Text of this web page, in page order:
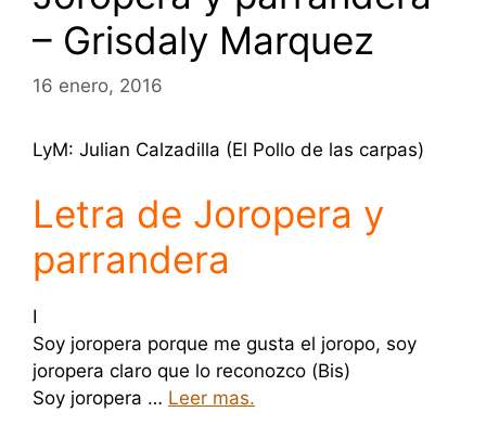
– Grisdaly Marquez
16 enero, 2016
LyM: Julian Calzadilla (El Pollo de las carpas)
Letra de Joropera y
parrandera
I
Soy joropera porque me gusta el joropo, soy
joropera claro que lo reconozco (Bis)
Soy joropera … Leer mas.